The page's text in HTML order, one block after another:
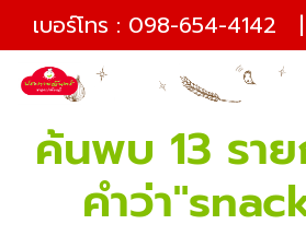
เบอร์โทร : 098-654-4142 |
ค้นพบ 13 รา
คำว่า